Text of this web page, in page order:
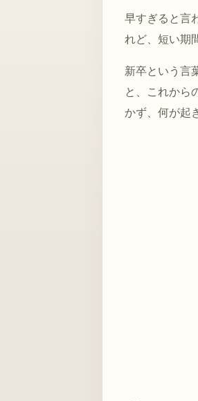
早すぎると言
れど、短い期
新卒という言
と、これから
かず、何が起